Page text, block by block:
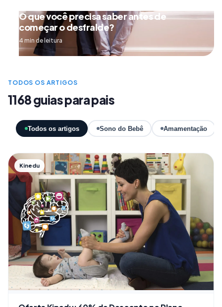
O que você precisa saber antes de
começar o desfralde?
4 min de leitura
TODOS OS ARTIGOS
1168 guias para pais
Todos os artigos Sono do Bebê Amamentação
Kinedu